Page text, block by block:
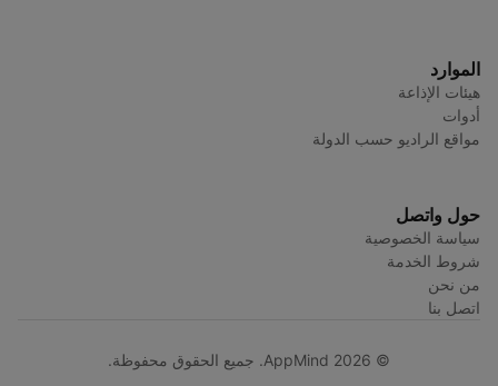
الموارد
هيئات الإذاعة
أدوات
مواقع الراديو حسب الدولة
حول واتصل
سياسة الخصوصية
شروط الخدمة
من نحن
اتصل بنا
© AppMind 2026. جميع الحقوق محفوظة.